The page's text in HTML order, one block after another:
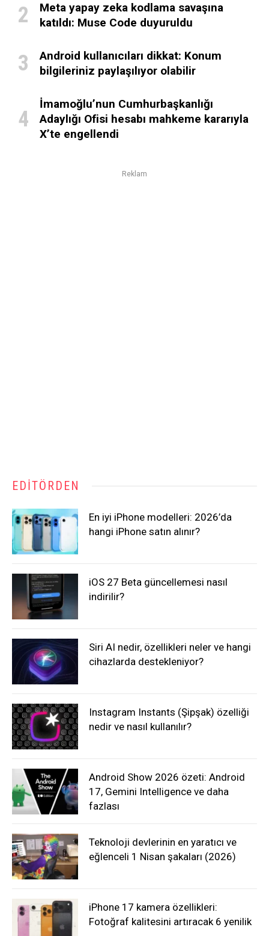
Meta yapay zeka kodlama savaşına
katıldı: Muse Code duyuruldu
Android kullanıcıları dikkat: Konum
bilgileriniz paylaşılıyor olabilir
İmamoğlu’nun Cumhurbaşkanlığı
Adaylığı Ofisi hesabı mahkeme kararıyla
X’te engellendi
Reklam
EDITÖRDEN
En iyi iPhone modelleri: 2026’da
hangi iPhone satın alınır?
iOS 27 Beta güncellemesi nasıl
indirilir?
Siri AI nedir, özellikleri neler ve hangi
cihazlarda destekleniyor?
Instagram Instants (Şipşak) özelliği
nedir ve nasıl kullanılır?
Android Show 2026 özeti: Android
17, Gemini Intelligence ve daha
fazlası
Teknoloji devlerinin en yaratıcı ve
eğlenceli 1 Nisan şakaları (2026)
iPhone 17 kamera özellikleri:
Fotoğraf kalitesini artıracak 6 yenilik